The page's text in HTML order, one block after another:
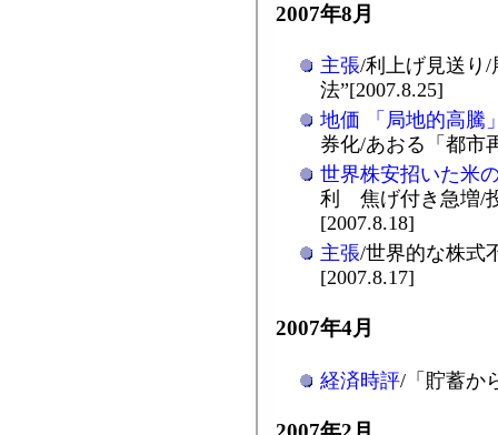
2007年8月
主張/利上げ見送り/
法”[2007.8.25]
地価 「局地的高騰
券化/あおる「都市
世界株安招いた米
利 焦げ付き急増/
[2007.8.18]
主張/世界的な株式
[2007.8.17]
2007年4月
経済時評/「貯蓄か